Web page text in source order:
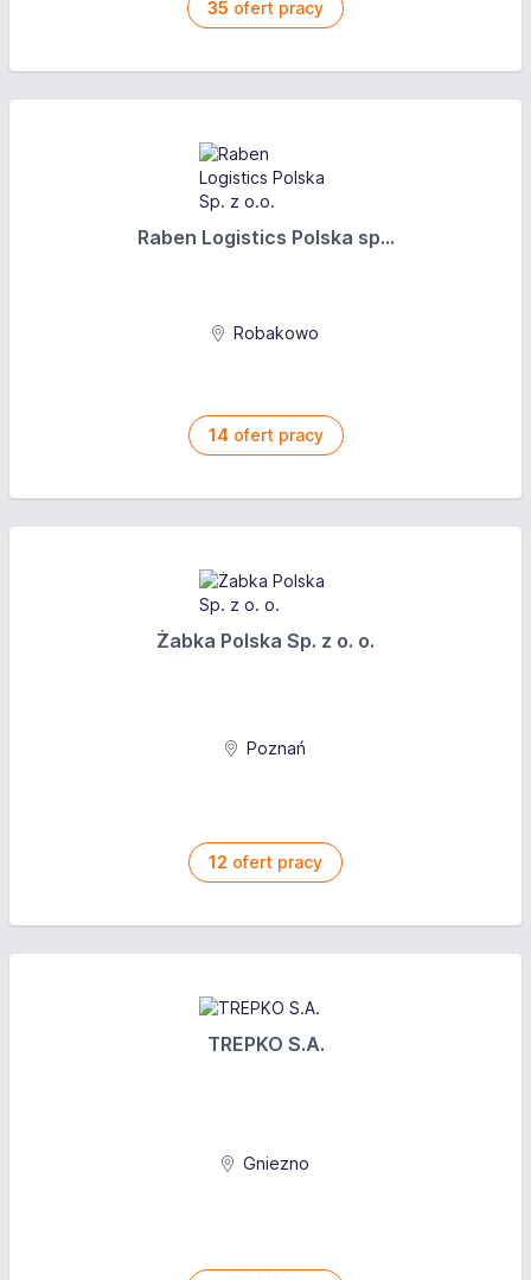
35 ofert pracy
Raben Logistics Polska sp...
Robakowo
14 ofert pracy
Żabka Polska Sp. z o. o.
Poznań
12 ofert pracy
TREPKO S.A.
Gniezno